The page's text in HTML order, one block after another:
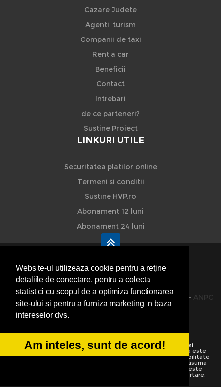
Website-ul utilizeaza cookie pentru a reţine
detaliile de conectare, pentru a colecta
statistici cu scopul de a optimiza functionarea
site-ului si pentru a furniza marketing in baza
intereselor dvs.
Am inteles, sunt de acord!
Cazare Judete
Agentii turism
Companii de taxi
Rent a car
Beneficii
Contact
Intrebari
de ce parteneri?
Sustine Proiect
LINKURI UTILE
Securitatea platilor online
Termeni si conditii
Sustine HVP.ro
Abonament 12 luni
Abonament 24 luni
HVP - Hoteluri Vile Pensiuni
© 2014-2026 Powered byVilonMedia&TekaBility - ANPC
SOL
Utilizand acest site inseamna ca sunteti de acord cu Termenii si
conditiile de utilizare Preluarea informatiilor totala sau partiala este
strict interzisa. Ne rezervam dreptul de a apela la institutiile abilitate
nu isi asuma
vina pentru corectitudinea informatiilor. Daca o informatie nu este
corecta sau este incompleta va rugam folositi linkurile de raportare.